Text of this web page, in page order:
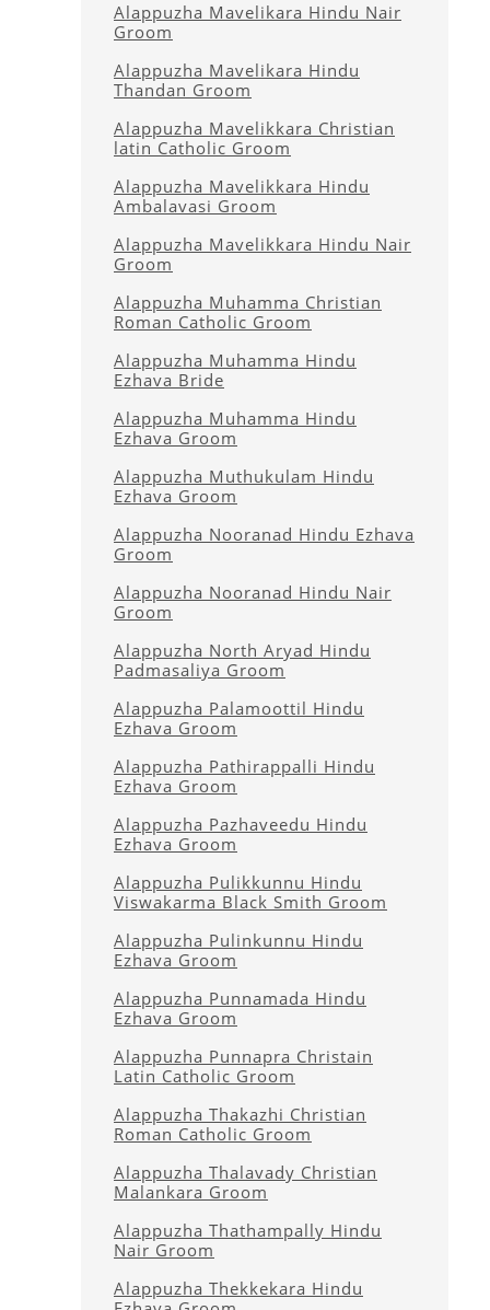
Alappuzha Mavelikara Hindu Nair
Groom
Alappuzha Mavelikara Hindu
Thandan Groom
Alappuzha Mavelikkara Christian
latin Catholic Groom
Alappuzha Mavelikkara Hindu
Ambalavasi Groom
Alappuzha Mavelikkara Hindu Nair
Groom
Alappuzha Muhamma Christian
Roman Catholic Groom
Alappuzha Muhamma Hindu
Ezhava Bride
Alappuzha Muhamma Hindu
Ezhava Groom
Alappuzha Muthukulam Hindu
Ezhava Groom
Alappuzha Nooranad Hindu Ezhava
Groom
Alappuzha Nooranad Hindu Nair
Groom
Alappuzha North Aryad Hindu
Padmasaliya Groom
Alappuzha Palamoottil Hindu
Ezhava Groom
Alappuzha Pathirappalli Hindu
Ezhava Groom
Alappuzha Pazhaveedu Hindu
Ezhava Groom
Alappuzha Pulikkunnu Hindu
Viswakarma Black Smith Groom
Alappuzha Pulinkunnu Hindu
Ezhava Groom
Alappuzha Punnamada Hindu
Ezhava Groom
Alappuzha Punnapra Christain
Latin Catholic Groom
Alappuzha Thakazhi Christian
Roman Catholic Groom
Alappuzha Thalavady Christian
Malankara Groom
Alappuzha Thathampally Hindu
Nair Groom
Alappuzha Thekkekara Hindu